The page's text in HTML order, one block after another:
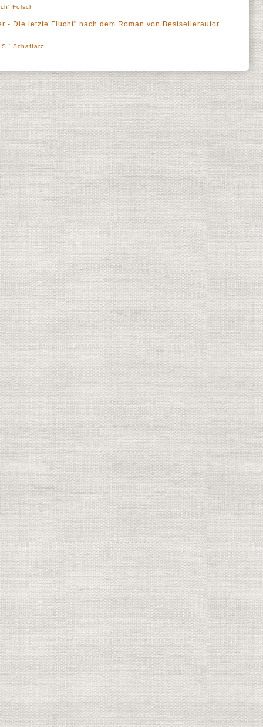
Fölsch
- Die letzte Flucht" nach dem Roman von Bestsellerautor
S.' Schaffarz